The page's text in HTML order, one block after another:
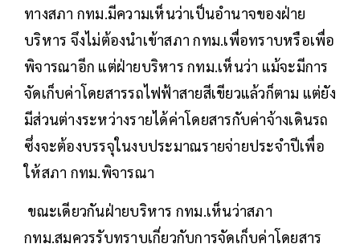
ทางสภา กทม.มีความเห็นว่าเป็นอำนาจของฝ่าย
บริหาร จึงไม่ต้องนำเข้าสภา กทม.เพื่อทราบหรือเพื่อ
พิจารณาอีก แต่ฝ่ายบริหาร กทม.เห็นว่า แม้จะมีการ
จัดเก็บค่าโดยสารรถไฟฟ้าสายสีเขียวแล้วก็ตาม แต่ยัง
มีส่วนต่างระหว่างรายได้ค่าโดยสารกับค่าจ้างเดินรถ
ซึ่งจะต้องบรรจุในงบประมาณรายจ่ายประจำปีเพื่อ
ให้สภา กทม.พิจารณา
ขณะเดียวกันฝ่ายบริหาร กทม.เห็นว่าสภา
กทม.สมควรรับทราบเกี่ยวกับการจัดเก็บค่าโดยสาร